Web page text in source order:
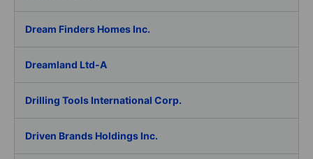
Dream Finders Homes Inc.
Dreamland Ltd-A
Drilling Tools International Corp.
Driven Brands Holdings Inc.